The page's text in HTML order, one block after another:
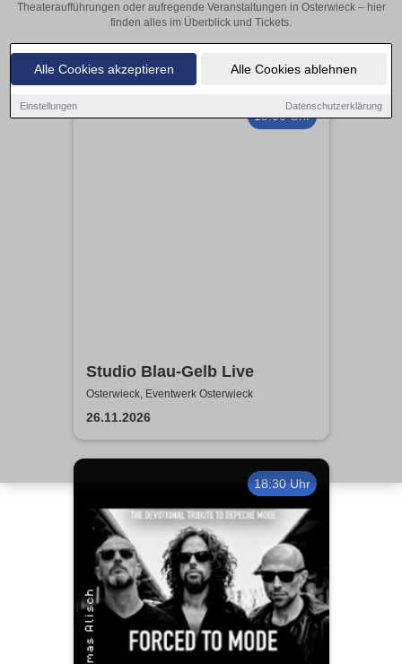
Alle Cookies akzeptieren Alle Cookies ablehnen
Einstellungen Datenschutzerklärung
Theateraufführungen oder aufregende Veranstaltungen in Osterwieck – hier
finden alles im Überblick und Tickets.
19:00 Uhr
Studio Blau-Gelb Live
Osterwieck, Eventwerk Osterwieck
26.11.2026
18:30 Uhr